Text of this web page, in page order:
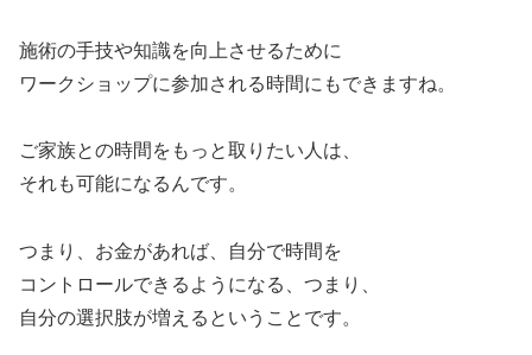
施術の手技や知識を向上させるために
ワークショップに参加される時間にもできますね。
ご家族との時間をもっと取りたい人は、
それも可能になるんです。
つまり、お金があれば、自分で時間を
コントロールできるようになる、つまり、
自分の選択肢が増えるということです。